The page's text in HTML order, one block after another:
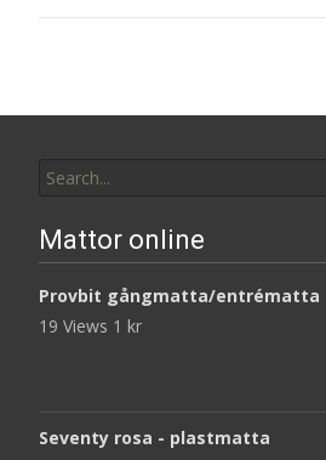
for:
Mattor online
Provbit gångmatta/entrématta
19 Views 1 kr
Seventy rosa - plastmatta